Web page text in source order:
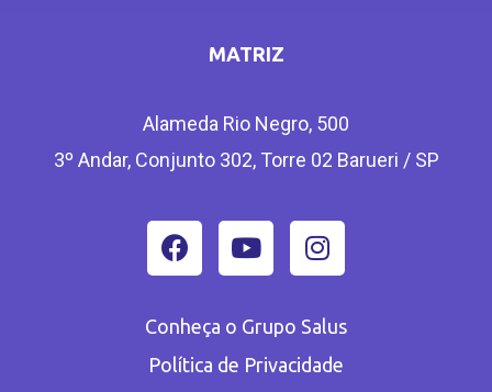
MATRIZ
Alameda Rio Negro, 500
3º Andar, Conjunto 302, Torre 02 Barueri / SP
Conheça o Grupo Salus
Política de Privacidade